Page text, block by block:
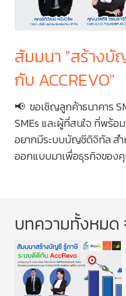
สัมมนา "สร้างบั
กับ ACCREVO"
📢 ขอเชิญลูกค้าธนาคาร
SMEs และผู้ที่สนใจ ที่พร้อ
อยากมีระบบบัญชีดิจิทัล ส
ออกแบบมาเพื่อธุรกิจของ
บทความทั้งหมด